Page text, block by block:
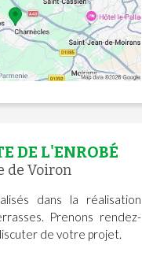
DE L'ENROBÉ
de Voiron
dans la réalisation
Prenons rendez-
de votre projet.